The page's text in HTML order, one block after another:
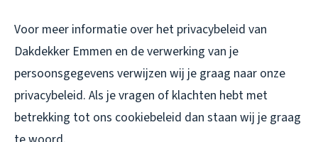
Voor meer informatie over het privacybeleid van
Dakdekker Emmen en de verwerking van je
persoonsgegevens verwijzen wij je graag naar onze
privacybeleid. Als je vragen of klachten hebt met
betrekking tot ons cookiebeleid dan staan wij je graag